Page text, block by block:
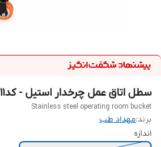
سطل اتاق عمل چرخدار استیل - کدMHT211
Stainless steel operating room bucket
برند:مهداد طب
اندازه